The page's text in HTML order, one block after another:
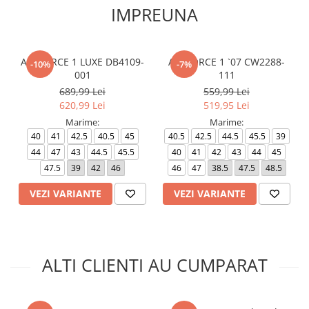
IMPREUNA
-10%
AIR FORCE 1 LUXE DB4109-
001
689,99 Lei
620,99 Lei
Marime:
40 41 42.5 40.5
45
44
47 43 44.5
45.5
47.5
39 42 46
VEZI VARIANTE
-7%
AIR FORCE 1 `07 CW2288-
111
559,99 Lei
519,95 Lei
Marime:
40.5 42.5 44.5 45.5
39
40
41 42 43 44
45
46
47 38.5 47.5 48.5
VEZI VARIANTE
ALTI CLIENTI AU CUMPARAT